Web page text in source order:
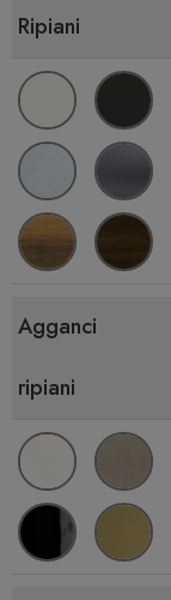
Ripiani
Agganci
ripiani